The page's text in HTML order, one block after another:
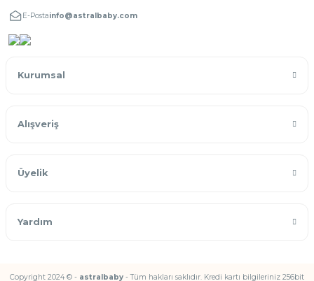
E-Postainfo@astralbaby.com
Kurumsal
Alışveriş
Üyelik
Yardım
Copyright 2024 © - astralbaby - Tüm hakları saklıdır. Kredi kartı bilgileriniz 256bit